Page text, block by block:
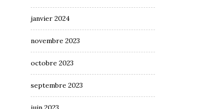
janvier 2024
novembre 2023
octobre 2023
septembre 2023